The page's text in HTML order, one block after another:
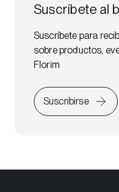
Suscríbete al
Suscríbete para
sobre productos,
Florim
Suscribirse